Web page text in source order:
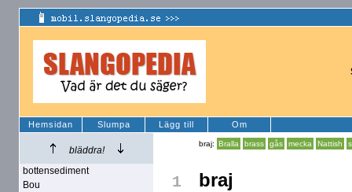
Hemsidan Slumpa Lägg till Om
bläddra!
bottensediment
Bou
braj: Bralla brass gås mecka Nattish
1 braj